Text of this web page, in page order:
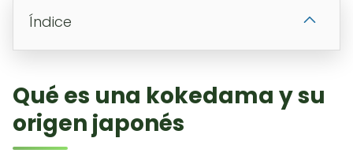
Índice
Qué es una kokedama y su
origen japonés